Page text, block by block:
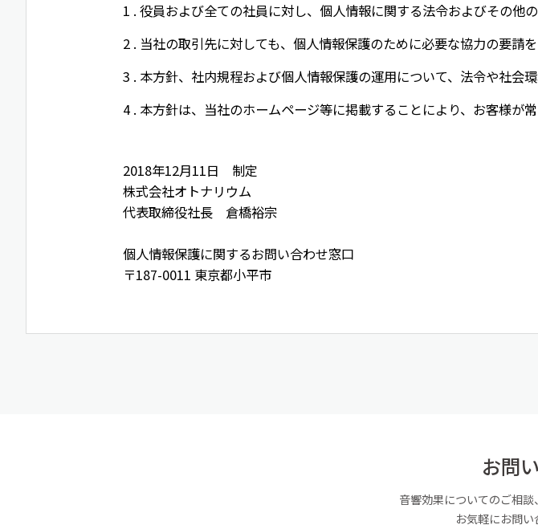
役員および全ての社員に対し、個人情報に関する法令およびその他
当社の取引先に対しても、個人情報保護のために必要な協力の要請を
本方針、社内規程および個人情報保護の運用について、法令や社会
本方針は、当社のホームページ等に掲載することにより、お客様が
2018年12月11日 制定
株式会社オトナリウム
代表取締役社長 倉橋裕宗
個人情報保護に関するお問い合わせ窓口
〒187-0011 東京都小平市
お問
音響効果についてのご相
お気軽にお問い